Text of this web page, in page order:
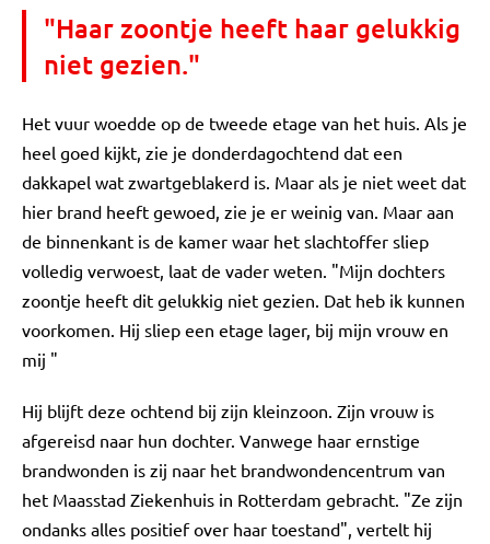
"Haar zoontje heeft haar gelukkig
niet gezien."
Het vuur woedde op de tweede etage van het huis. Als je
heel goed kijkt, zie je donderdagochtend dat een
dakkapel wat zwartgeblakerd is. Maar als je niet weet dat
hier brand heeft gewoed, zie je er weinig van. Maar aan
de binnenkant is de kamer waar het slachtoffer sliep
volledig verwoest, laat de vader weten. "Mijn dochters
zoontje heeft dit gelukkig niet gezien. Dat heb ik kunnen
voorkomen. Hij sliep een etage lager, bij mijn vrouw en
mij "
Hij blijft deze ochtend bij zijn kleinzoon. Zijn vrouw is
afgereisd naar hun dochter. Vanwege haar ernstige
brandwonden is zij naar het brandwondencentrum van
het Maasstad Ziekenhuis in Rotterdam gebracht. "Ze zijn
ondanks alles positief over haar toestand", vertelt hij